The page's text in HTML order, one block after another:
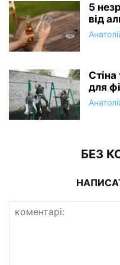
5
від
Стіна
для
БЕЗ